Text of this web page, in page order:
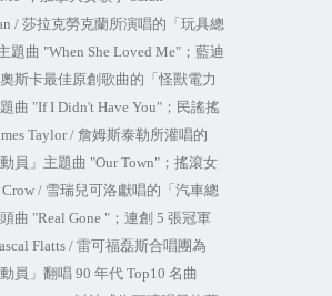
/ 莎拉克勞克蘭所演唱的「玩具總
題曲 "When She Loved Me"；藍迪
斯卡最佳原創歌曲的「怪獸電力
曲 "If I Didn't Have You"；民謠搖
Taylor / 詹姆斯泰勒所灌唱的
動員」主題曲 "Our Town"；搖滾女
/ 雪瑞兒可洛獻唱的「汽車總
曲 "Real Gone "；連創 5 張冠軍
Flatts /雷可福磊斯合唱團為
動員」翻唱 90 年代 Top10 名曲